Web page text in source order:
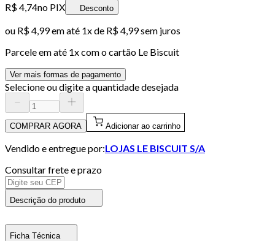
R$ 4,74no PIX Desconto
ou R$ 4,99em até 1x de R$ 4,99sem juros
Parcele em até 1x com o cartão Le Biscuit
Ver mais formas de pagamento
Selecione ou digite a quantidade desejada
COMPRAR AGORA Adicionar ao carrinho
Vendido e entregue por:LOJAS LE BISCUIT S/A
Consultar frete e prazo
Descrição do produto
Ficha Técnica